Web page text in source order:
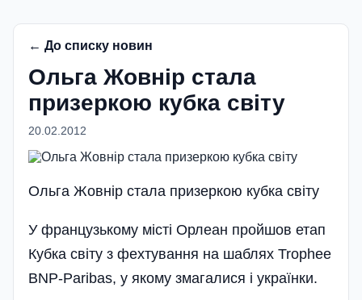
← До списку новин
Ольга Жовнiр стала
призеркою кубка свiту
20.02.2012
Ольга Жовнiр стала призеркою кубка свiту
У французькому місті Орлеан пройшов етап
Ку­бка світу з фехтування на шаблях Trophee
BNP-Pari­bas, у якому змагалися і українки.